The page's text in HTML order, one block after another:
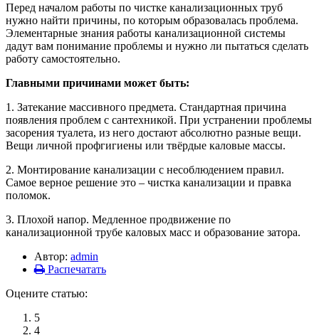
Перед началом работы по чистке канализационных труб
нужно найти причины, по которым образовалась проблема.
Элементарные знания работы канализационной системы
дадут вам понимание проблемы и нужно ли пытаться сделать
работу самостоятельно.
Главными причинами может быть:
1. Затекание массивного предмета. Стандартная причина
появления проблем с сантехникой. При устранении проблемы
засорения туалета, из него достают абсолютно разные вещи.
Вещи личной профгигиены или твёрдые каловые массы.
2. Монтирование канализации с несоблюдением правил.
Самое верное решение это – чистка канализации и правка
поломок.
3. Плохой напор. Медленное продвижение по
канализационной трубе каловых масс и образование затора.
Автор: admin
Распечатать
Оцените статью:
5
4